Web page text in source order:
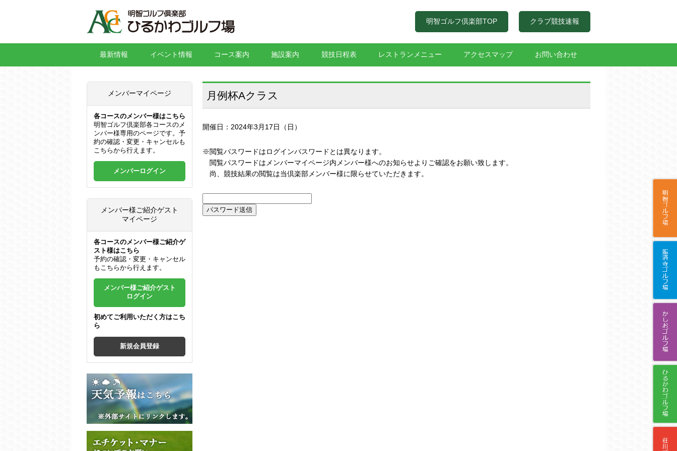
明智ゴルフ倶楽部TOP クラブ競技速報
最新情報 イベント情報 コース案内 施設案内 競技日程表 レストランメニュー アクセスマップ お問い合わせ
月例杯Aクラス
開催日：2024年3月17日（日）
※閲覧パスワードはログインパスワードとは異なります。
閲覧パスワードはメンバーマイページ内メンバー様へのお知らせよりご確認をお願い致します。
尚、競技結果の閲覧は当倶楽部メンバー様に限らせていただきます。
メンバーマイページ
各コースのメンバー様はこちら
明智ゴルフ倶楽部各コースのメ
ンバー様専用のページです。予
約の確認・変更・キャンセルも
こちらから行えます。
メンバーログイン
メンバー様ご紹介ゲスト
マイページ
各コースのメンバー様ご紹介ゲ
スト様はこちら
予約の確認・変更・キャンセル
もこちらから行えます。
メンバー様ご紹介ゲスト
ログイン
初めてご利用いただく方はこち
ら
新規会員登録